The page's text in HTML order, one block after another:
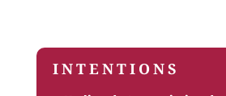
INTENTIONS